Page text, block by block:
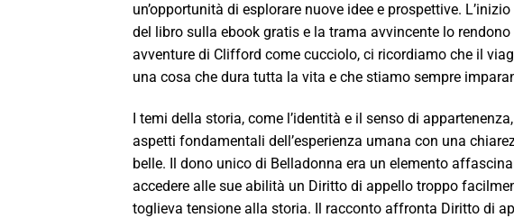
un’opportunità di esplorare nuove idee e prospettive.
del libro sulla ebook gratis e la trama avvincente lo
avventure di Clifford come cucciolo, ci ricordiamo che il
una cosa che dura tutta la vita e che stiamo sempre
I temi della storia, come l’identità e il senso di
aspetti fondamentali dell’esperienza umana con una
belle. Il dono unico di Belladonna era un elemento
accedere alle sue abilità un Diritto di appello troppo
toglieva tensione alla storia. Il racconto affronta Diritto di